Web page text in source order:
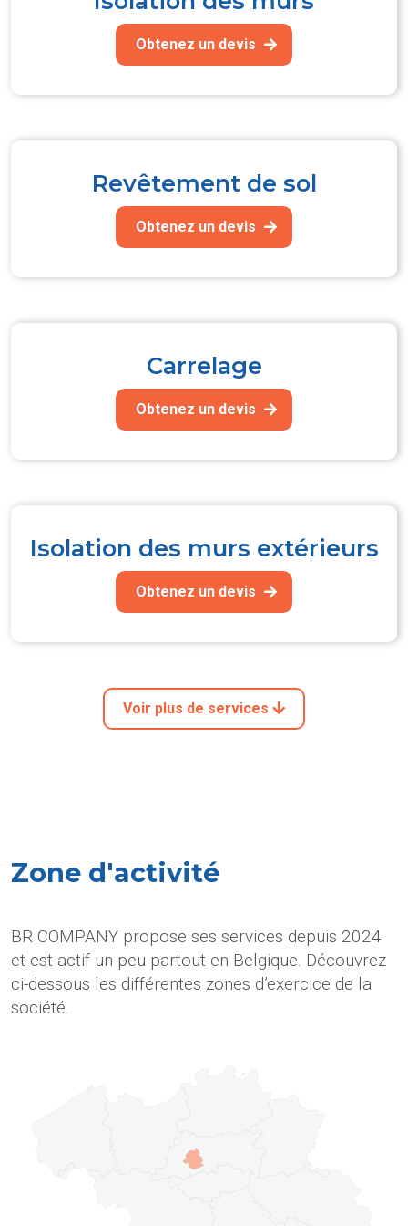
Obtenez un devis
Revêtement de sol
Obtenez un devis
Carrelage
Obtenez un devis
Isolation des murs extérieurs
Obtenez un devis
Voir plus de services
Zone d'activité
BR COMPANY propose ses services depuis 2024
et est actif un peu partout en Belgique. Découvrez
ci-dessous les différentes zones d’exercice de la
société.